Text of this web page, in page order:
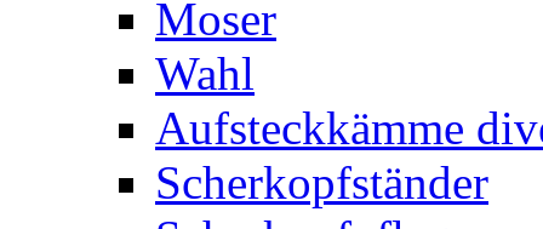
Moser
Wahl
Aufsteckkämme
Scherkopfständer